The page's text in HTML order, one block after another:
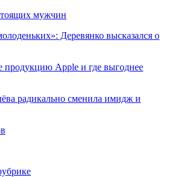
мужчин
Деревянко высказался о
продукцию Apple и где выгоднее
радикально сменила имидж и